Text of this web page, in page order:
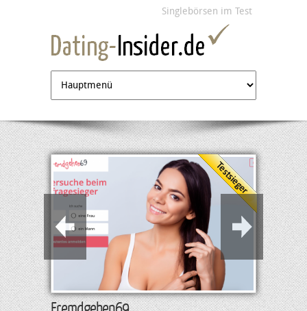
Jump to navigationSinglebörsen im Test